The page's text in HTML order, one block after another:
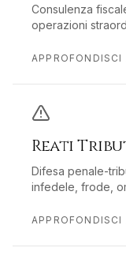
Consulenza
operazioni
APPROFONDISCI
Reati
Difesa penale-
infedele, frode,
APPROFONDISCI